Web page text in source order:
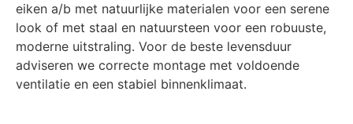
eiken a/b met natuurlijke materialen voor een serene
look of met staal en natuursteen voor een robuuste,
moderne uitstraling. Voor de beste levensduur
adviseren we correcte montage met voldoende
ventilatie en een stabiel binnenklimaat.